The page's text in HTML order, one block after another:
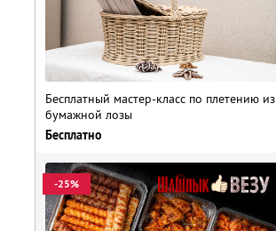
Бесплатный мастер-класс по плетению из
бумажной лозы
Бесплатно
-25%